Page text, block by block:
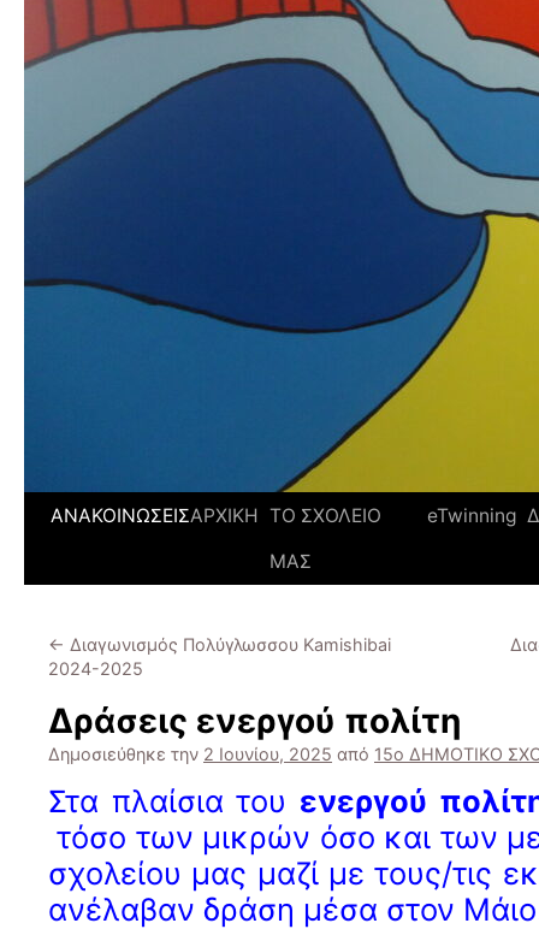
ΑΝΑΚΟΙΝΩΣΕΙΣΑΡΧΙΚΗ ΤΟ ΣΧΟΛΕΙΟ
ΜΑΣ
eTwinning
← Διαγωνισμός Πολύγλωσσου Kamishibai
2024-2025
Δράσεις ενεργού πολίτη
Δημοσιεύθηκε την 2 Ιουνίου, 2025 από 15ο ΔΗΜΟΤΙΚΟ
Στα πλαίσια του ενεργού
τόσο των μικρών όσο και των
σχολείου μας μαζί με τους/τις
ανέλαβαν δράση μέσα στον